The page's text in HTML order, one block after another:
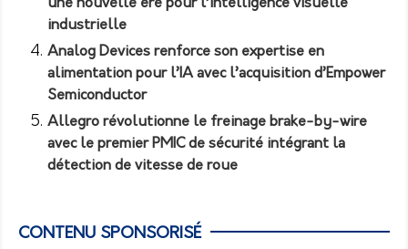
une nouvelle ère pour l’intelligence visuelle
industrielle
Analog Devices renforce son expertise en
alimentation pour l’IA avec l’acquisition d’Empower
Semiconductor
Allegro révolutionne le freinage brake-by-wire
avec le premier PMIC de sécurité intégrant la
détection de vitesse de roue
CONTENU SPONSORISÉ